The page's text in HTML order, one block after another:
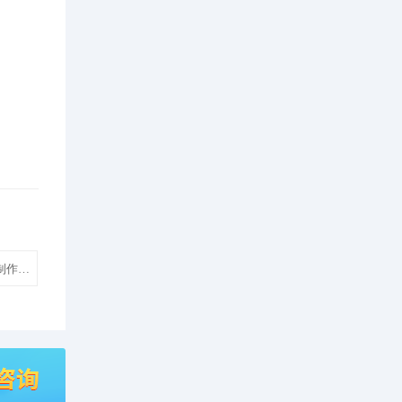
和推广网站建设设计制作模板建站】